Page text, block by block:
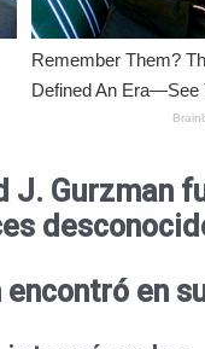
J.
en